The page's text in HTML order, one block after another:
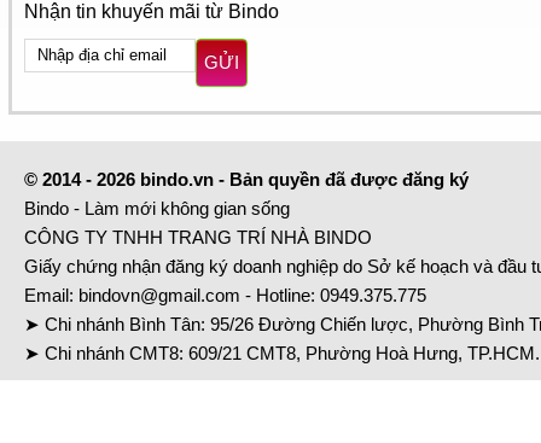
Nhận tin khuyến mãi từ Bindo
GỬI
© 2014 - 2026 bindo.vn - Bản quyền đã được đăng ký
Bindo - Làm mới không gian sống
CÔNG TY TNHH TRANG TRÍ NHÀ BINDO
Giấy chứng nhận đăng ký doanh nghiệp do Sở kế hoạch và đầu
Email: bindovn@gmail.com - Hotline: 0949.375.775
➤ Chi nhánh Bình Tân: 95/26 Đường Chiến lược, Phường Bình
➤ Chi nhánh CMT8: 609/21 CMT8, Phường Hoà Hưng,